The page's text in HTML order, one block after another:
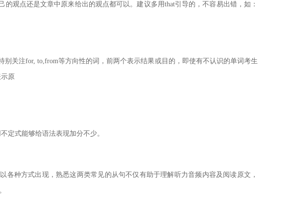
观点还是文章中原来给出的观点都可以。建议多用that引导的，不容易出错，如：
关注for, to,from等方向性的词，前两个表示结果或目的，即使有不认识的单词考生
原
定式能够给语法表现加分不少。
各种方式出现，熟悉这两类常见的从句不仅有助于理解听力音频内容及阅读原文，